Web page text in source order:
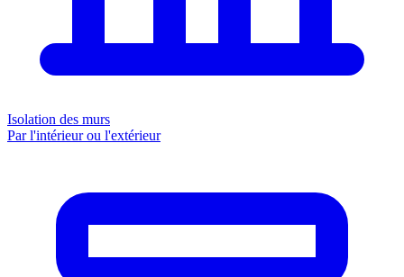
Isolation des murs
Par l'intérieur ou l'extérieur